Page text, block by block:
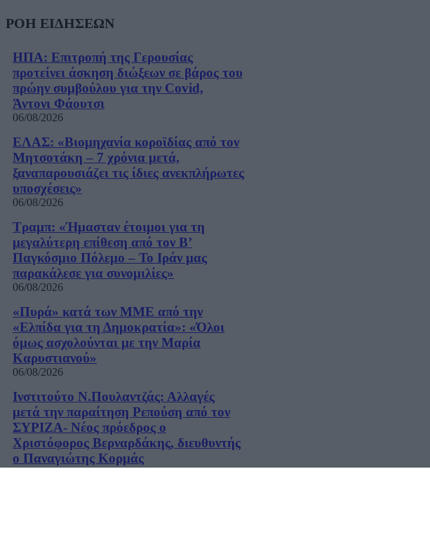
ΡΟΗ ΕΙΔΗΣΕΩΝ
ΗΠΑ: Επιτροπή της Γερουσίας
προτείνει άσκηση διώξεων σε βάρος του
πρώην συμβούλου για την Covid,
Άντονι Φάουτσι
06/08/2026
ΕΛΑΣ: «Βιομηχανία κοροϊδίας από τον
Μητσοτάκη – 7 χρόνια μετά,
ξαναπαρουσιάζει τις ίδιες ανεκπλήρωτες
υποσχέσεις»
06/08/2026
Τραμπ: «Ήμασταν έτοιμοι για τη
μεγαλύτερη επίθεση από τον Β’
Παγκόσμιο Πόλεμο – Το Ιράν μας
παρακάλεσε για συνομιλίες»
06/08/2026
«Πυρά» κατά των ΜΜΕ από την
«Ελπίδα για τη Δημοκρατία»: «Όλοι
όμως ασχολούνται με την Μαρία
Καρυστιανού»
06/08/2026
Ινστιτούτο Ν.Πουλαντζάς: Αλλαγές
μετά την παραίτηση Ρεπούση από τον
ΣΥΡΙΖΑ- Νέος πρόεδρος ο
Χριστόφορος Βερναρδάκης, διευθυντής
ο Παναγιώτης Κορμάς